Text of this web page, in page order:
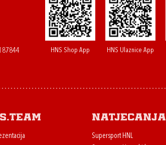
HNS Shop App HNS Ulaznice App
Natjecanja
Supersport HNL